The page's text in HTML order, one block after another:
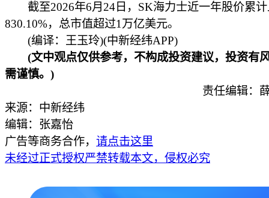
截至2026年6月24日，SK海力士近一年股价累计
830.10%，总市值超过1万亿美元。
(编译：王玉玲)(中新经纬APP)
(文中观点仅供参考，不构成投资建议，投资有
需谨慎。)
责任编辑：
来源：中新经纬
编辑：张嘉怡
广告等商务合作， 请点击这里
未经过正式授权严禁转载本文，侵权必究